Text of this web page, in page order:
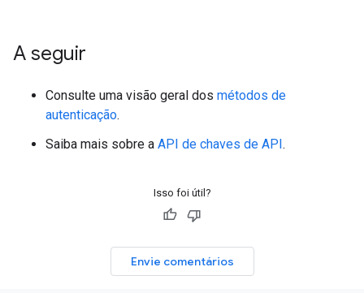
A seguir
Consulte uma visão geral dos métodos de
autenticação.
Saiba mais sobre a API de chaves de API.
Isso foi útil?
Envie comentários